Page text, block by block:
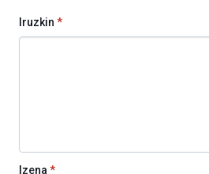
Iruzkin *
Izena *